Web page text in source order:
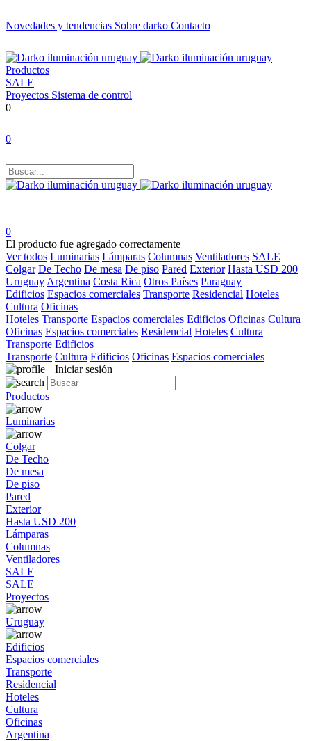
Novedades y tendencias Sobre darko Contacto
Productos
SALE
Proyectos Sistema de control
0
0
0
El producto fue agregado correctamente
Ver todos Luminarias Lámparas Columnas Ventiladores SALE
Colgar De Techo De mesa De piso Pared Exterior Hasta USD 200
Uruguay Argentina Costa Rica Otros Países Paraguay
Edificios Espacios comerciales Transporte Residencial Hoteles
Cultura Oficinas
Hoteles Transporte Espacios comerciales Edificios Oficinas Cultura
Oficinas Espacios comerciales Residencial Hoteles Cultura
Transporte Edificios
Transporte Cultura Edificios Oficinas Espacios comerciales
Iniciar sesión
Productos
Luminarias
Colgar
De Techo
De mesa
De piso
Pared
Exterior
Hasta USD 200
Lámparas
Columnas
Ventiladores
SALE
SALE
Proyectos
Uruguay
Edificios
Espacios comerciales
Transporte
Residencial
Hoteles
Cultura
Oficinas
Argentina